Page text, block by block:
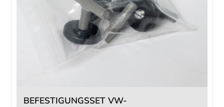
BEFESTIGUNGSSET VW-